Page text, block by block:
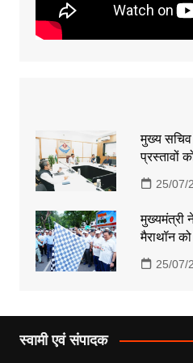
मुख्य सचिव
प्रस्तावों
25/07/
मुख्यमंत्री
मैराथॉन
25/07/
स्वामी एवं संपादक